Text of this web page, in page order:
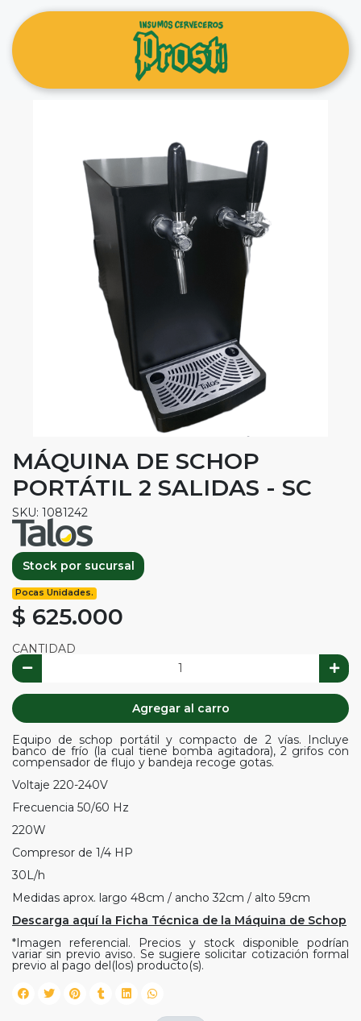
MÁQUINA DE SCHOP
PORTÁTIL 2 SALIDAS - SC
SKU: 1081242
Stock por sucursal
Pocas Unidades.
$ 625.000
CANTIDAD
Agregar al carro
Equipo de schop portátil y compacto de 2 vías. Incluye
banco de frío (la cual tiene bomba agitadora), 2 grifos con
compensador de flujo y bandeja recoge gotas.
Voltaje 220-240V
Frecuencia 50/60 Hz
220W
Compresor de 1/4 HP
30L/h
Medidas aprox. largo 48cm / ancho 32cm / alto 59cm
Descarga aquí la Ficha Técnica de la Máquina de Schop
*Imagen referencial. Precios y stock disponible podrían
variar sin previo aviso. Se sugiere solicitar cotización formal
previo al pago del(los) producto(s).